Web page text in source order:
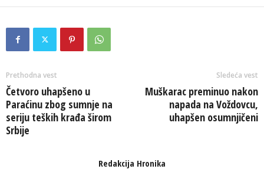
Prethodna vest
Četvoro uhapšeno u
Paraćinu zbog sumnje na
seriju teških krađa širom
Srbije
Sledeća vest
Muškarac preminuo nakon
napada na Voždovcu,
uhapšen osumnjičeni
Redakcija Hronika